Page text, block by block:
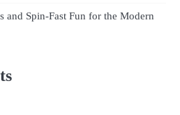
and Spin‑Fast Fun for the Modern